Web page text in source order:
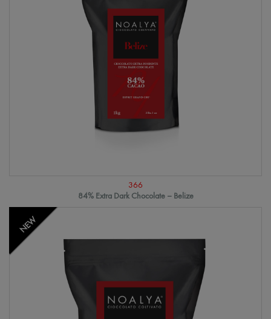
366
84% Extra Dark Chocolate – Belize
NEW